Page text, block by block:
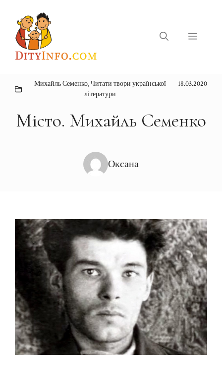
вмісту
Меню
Михайль Семенко,Читати твори української
літератури
18.03.2020
Місто. Михайль Семенко
Оксана